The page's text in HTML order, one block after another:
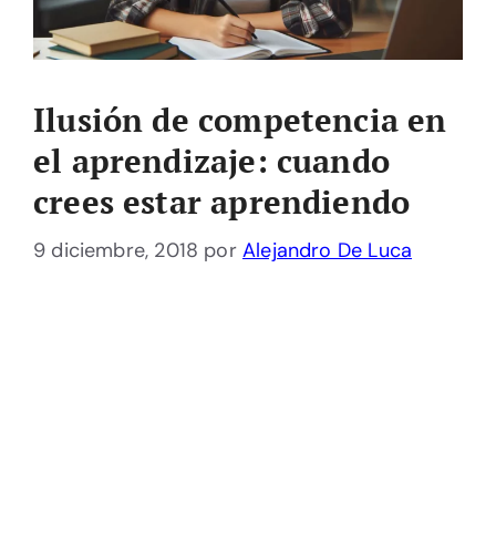
Ilusión de competencia en
el aprendizaje: cuando
crees estar aprendiendo
9 diciembre, 2018 por Alejandro De Luca